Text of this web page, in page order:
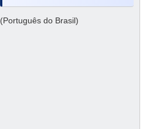
(Português do Brasil)